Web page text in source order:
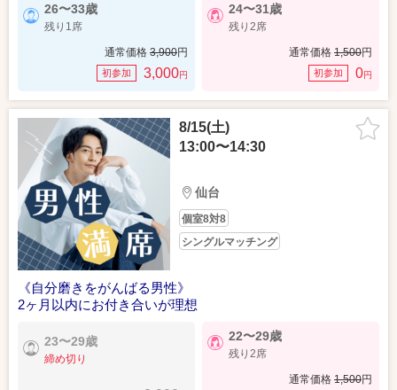
26〜33歳
残り1席
通常価格 3,900円
初参加 3,000円
24〜31歳
残り2席
通常価格 1,500円
初参加 0円
8/15(土)
13:00〜14:30
仙台
個室8対8
シングルマッチング
《自分磨きをがんばる男性》
2ヶ月以内にお付き合いが理想
23〜29歳
締め切り
22〜29歳
残り2席
通常価格 1,500円